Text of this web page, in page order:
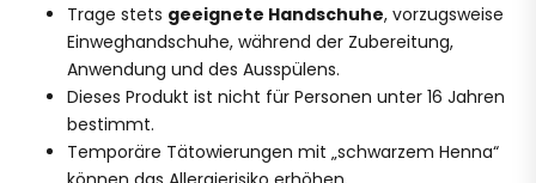
Trage stets geeignete Handschuhe, vorzugsweise
Einweghandschuhe, während der Zubereitung,
Anwendung und des Ausspülens.
Dieses Produkt ist nicht für Personen unter 16 Jahren
bestimmt.
Temporäre Tätowierungen mit „schwarzem Henna“